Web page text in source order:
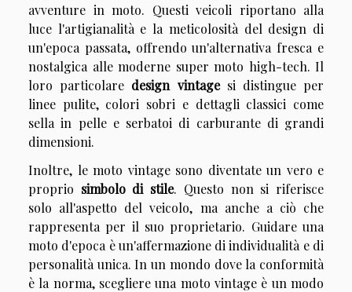
avventure in moto. Questi veicoli riportano alla
luce l'artigianalità e la meticolosità del design di
un'epoca passata, offrendo un'alternativa fresca e
nostalgica alle moderne super moto high-tech. Il
loro particolare design vintagesi distingue per
linee pulite, colori sobri e dettagli classici come
sella in pelle e serbatoi di carburante di grandi
dimensioni.
Inoltre, le moto vintage sono diventate un vero e
proprio simbolo di stile. Questo non si riferisce
solo all'aspetto del veicolo, ma anche a ciò che
rappresenta per il suo proprietario. Guidare una
moto d'epoca è un'affermazione di individualità e di
personalità unica. In un mondo dove la conformità
è la norma, scegliere una moto vintage è un modo